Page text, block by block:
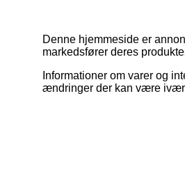
Denne hjemmeside er
markedsfører deres
Informationer om varer og
ændringer der kan være